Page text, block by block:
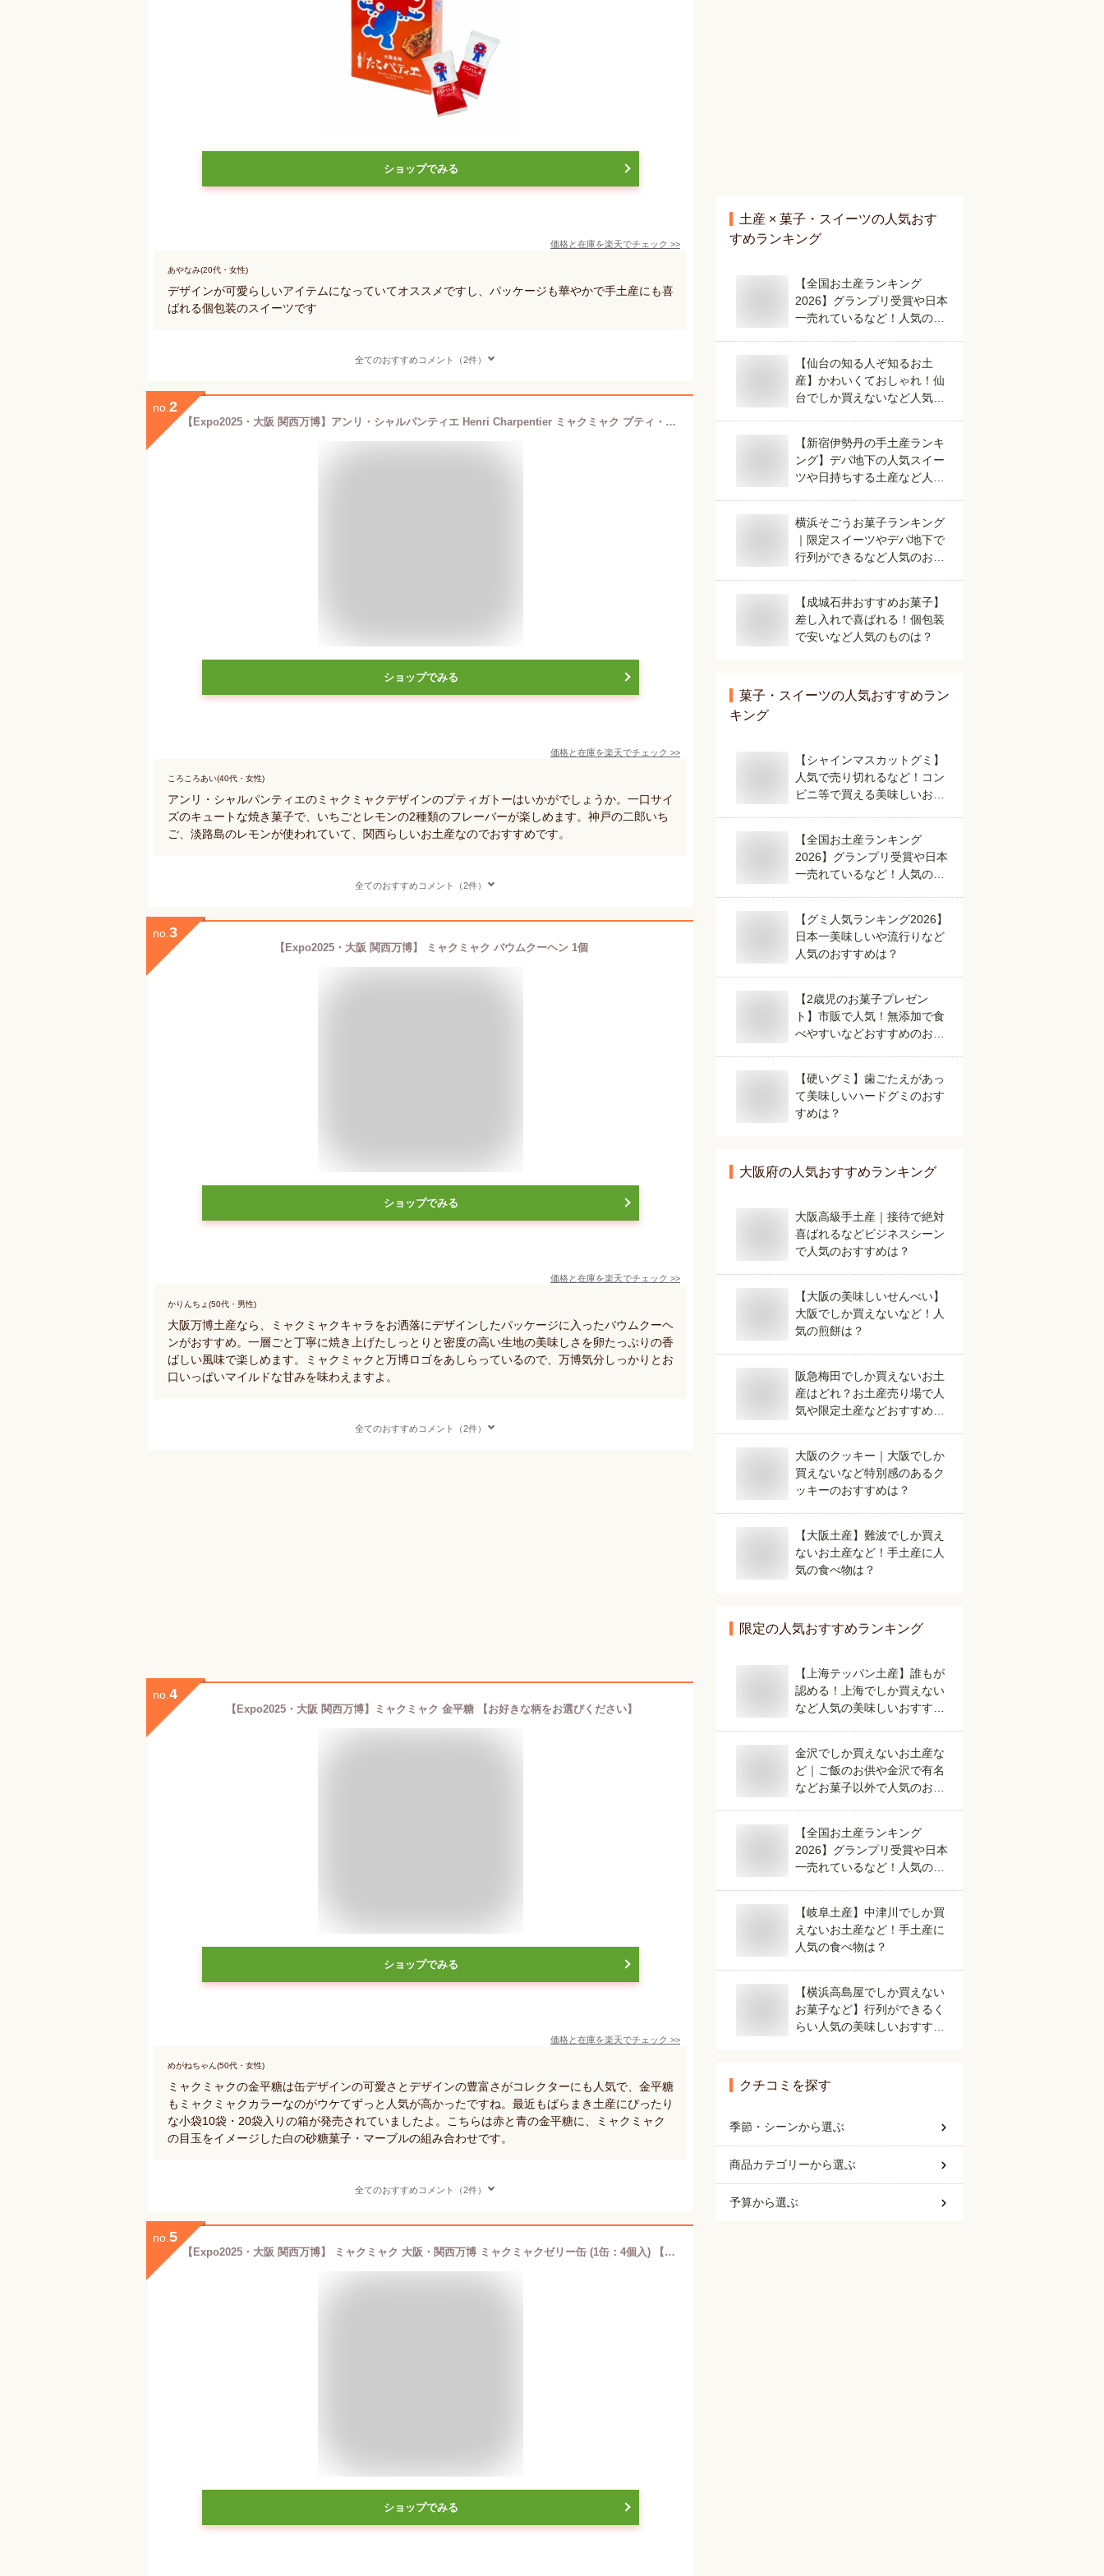
ショップでみる
価格と在庫を楽天でチェック >>
あやなみ(20代・女性)
デザインが可愛らしいアイテムになっていてオススメですし、パッケージも華やかで手土産にも喜
ばれる個包装のスイーツです
全てのおすすめコメント（2件）
no. 2
【Expo2025・大阪 関西万博】アンリ・シャルパンティエ Henri Charpentier ミャクミャク プティ・ガトー・アソルティ 10個入り
ショップでみる
価格と在庫を楽天でチェック >>
ころころあい(40代・女性)
アンリ・シャルパンティエのミャクミャクデザインのプティガトーはいかがでしょうか。一口サイ
ズのキュートな焼き菓子で、いちごとレモンの2種類のフレーバーが楽しめます。神戸の二郎いち
ご、淡路島のレモンが使われていて、関西らしいお土産なのでおすすめです。
全てのおすすめコメント（2件）
no. 3
【Expo2025・大阪 関西万博】 ミャクミャク バウムクーヘン 1個
ショップでみる
価格と在庫を楽天でチェック >>
かりんちょ(50代・男性)
大阪万博土産なら、ミャクミャクキャラをお洒落にデザインしたパッケージに入ったバウムクーヘ
ンがおすすめ。一層ごと丁寧に焼き上げたしっとりと密度の高い生地の美味しさを卵たっぷりの香
ばしい風味で楽しめます。ミャクミャクと万博ロゴをあしらっているので、万博気分しっかりとお
口いっぱいマイルドな甘みを味わえますよ。
全てのおすすめコメント（2件）
no. 4
【Expo2025・大阪 関西万博】ミャクミャク 金平糖 【お好きな柄をお選びください】
ショップでみる
価格と在庫を楽天でチェック >>
めがねちゃん(50代・女性)
ミャクミャクの金平糖は缶デザインの可愛さとデザインの豊富さがコレクターにも人気で、金平糖
もミャクミャクカラーなのがウケてずっと人気が高かったですね。最近もばらまき土産にぴったり
な小袋10袋・20袋入りの箱が発売されていましたよ。こちらは赤と青の金平糖に、ミャクミャク
の目玉をイメージした白の砂糖菓子・マーブルの組み合わせです。
全てのおすすめコメント（2件）
no. 5
【Expo2025・大阪 関西万博】 ミャクミャク 大阪・関西万博 ミャクミャクゼリー缶 (1缶：4個入) 【お好きな柄をお選びください】
ショップでみる
土産 × 菓子・スイーツの人気おす
すめランキング
【全国お土産ランキング
2026】グランプリ受賞や日本
一売れているなど！人気のご
【仙台の知る人ぞ知るお土
産】かわいくておしゃれ！仙
台でしか買えないなど人気の
【新宿伊勢丹の手土産ランキ
ング】デパ地下の人気スイー
ツや日持ちする土産など人気
横浜そごうお菓子ランキング
｜限定スイーツやデパ地下で
行列ができるなど人気のおす
【成城石井おすすめお菓子】
差し入れで喜ばれる！個包装
で安いなど人気のものは？
菓子・スイーツの人気おすすめラン
キング
【シャインマスカットグミ】
人気で売り切れるなど！コン
ビニ等で買える美味しいおす
【全国お土産ランキング
2026】グランプリ受賞や日本
一売れているなど！人気のご
【グミ人気ランキング2026】
日本一美味しいや流行りなど
人気のおすすめは？
【2歳児のお菓子プレゼン
ト】市販で人気！無添加で食
べやすいなどおすすめのおや
【硬いグミ】歯ごたえがあっ
て美味しいハードグミのおす
すめは？
大阪府の人気おすすめランキング
大阪高級手土産｜接待で絶対
喜ばれるなどビジネスシーン
で人気のおすすめは？
【大阪の美味しいせんべい】
大阪でしか買えないなど！人
気の煎餅は？
阪急梅田でしか買えないお土
産はどれ？お土産売り場で人
気や限定土産などおすすめを
大阪のクッキー｜大阪でしか
買えないなど特別感のあるク
ッキーのおすすめは？
【大阪土産】難波でしか買え
ないお土産など！手土産に人
気の食べ物は？
限定の人気おすすめランキング
【上海テッパン土産】誰もが
認める！上海でしか買えない
など人気の美味しいおすすめ
金沢でしか買えないお土産な
ど｜ご飯のお供や金沢で有名
などお菓子以外で人気のおす
【全国お土産ランキング
2026】グランプリ受賞や日本
一売れているなど！人気のご
【岐阜土産】中津川でしか買
えないお土産など！手土産に
人気の食べ物は？
【横浜高島屋でしか買えない
お菓子など】行列ができるく
らい人気の美味しいおすすめ
クチコミを探す
季節・シーンから選ぶ
商品カテゴリーから選ぶ
予算から選ぶ